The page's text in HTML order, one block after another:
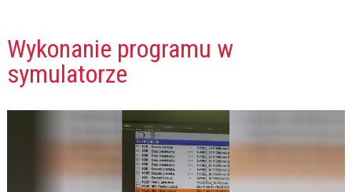
Wykonanie programu w
symulatorze